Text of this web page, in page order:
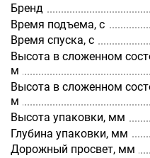
Бренд
Время подъема, с
Время спуска, с
Высота в сложенном
м
Высота в сложенном
м
Высота упаковки, мм
Глубина упаковки, мм
Дорожный просвет, мм